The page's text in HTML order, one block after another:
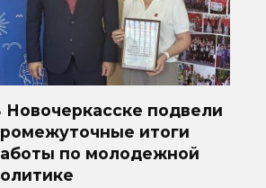
Новочеркасске подвели
итоги
по молодежной